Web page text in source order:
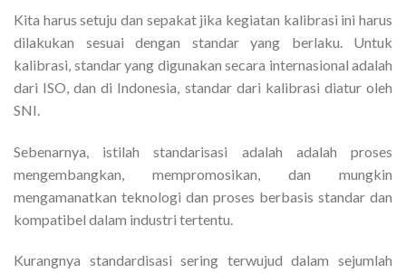
Kita harus setuju dan sepakat jika kegiatan kalibrasi ini harus
dilakukan sesuai dengan standar yang berlaku. Untuk
kalibrasi, standar yang digunakan secara internasional adalah
dari ISO, dan di Indonesia, standar dari kalibrasi diatur oleh
SNI.
Sebenarnya, istilah standarisasi adalah adalah proses
mengembangkan, mempromosikan, dan mungkin
mengamanatkan teknologi dan proses berbasis standar dan
kompatibel dalam industri tertentu.
Kurangnya standardisasi sering terwujud dalam sejumlah